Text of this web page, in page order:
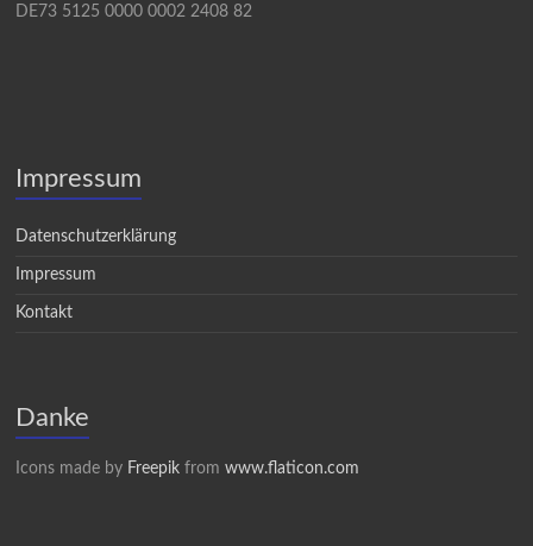
DE73 5125 0000 0002 2408 82
Impressum
Datenschutzerklärung
Impressum
Kontakt
Danke
Icons made by Freepik fromwww.flaticon.com